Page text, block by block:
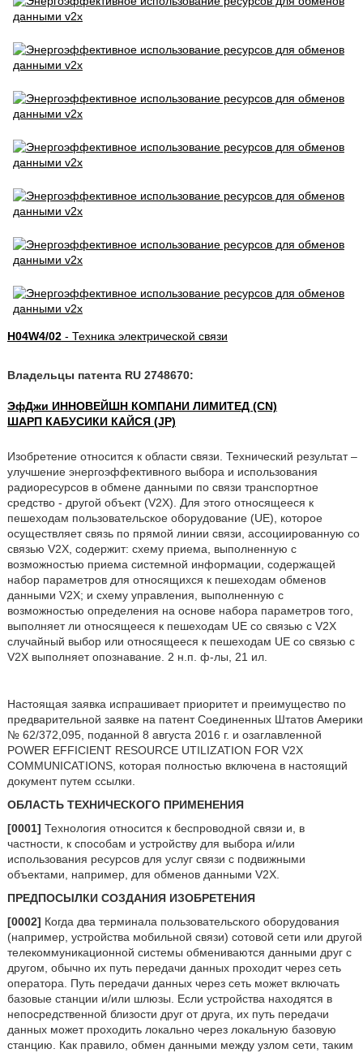
H04W4/02- Техника электрической связи
Владельцы патента RU 2748670:
ЭфДжи ИННОВЕЙШН КОМПАНИ ЛИМИТЕД (CN)
ШАРП КАБУСИКИ КАЙСЯ (JP)
Изобретение относится к области связи. Технический результат –
улучшение энергоэффективного выбора и использования
радиоресурсов в обмене данными по связи транспортное
средство - другой объект (V2X). Для этого относящееся к
пешеходам пользовательское оборудование (UE), которое
осуществляет связь по прямой линии связи, ассоциированную со
связью V2X, содержит: схему приема, выполненную с
возможностью приема системной информации, содержащей
набор параметров для относящихся к пешеходам обменов
данными V2X; и схему управления, выполненную с
возможностью определения на основе набора параметров того,
выполняет ли относящееся к пешеходам UE со связью с V2X
случайный выбор или относящееся к пешеходам UE со связью с
V2X выполняет опознавание. 2 н.п. ф-лы, 21 ил.
Настоящая заявка испрашивает приоритет и преимущество по
предварительной заявке на патент Соединенных Штатов Америки
№ 62/372,095, поданной 8 августа 2016 г. и озаглавленной
POWER EFFICIENT RESOURCE UTILIZATION FOR V2X
COMMUNICATIONS, которая полностью включена в настоящий
документ путем ссылки.
ОБЛАСТЬ ТЕХНИЧЕСКОГО ПРИМЕНЕНИЯ
[0001] Технология относится к беспроводной связи и, в
частности, к способам и устройству для выбора и/или
использования ресурсов для услуг связи с подвижными
объектами, например, для обменов данными V2X.
ПРЕДПОСЫЛКИ СОЗДАНИЯ ИЗОБРЕТЕНИЯ
[0002] Когда два терминала пользовательского оборудования
(например, устройства мобильной связи) сотовой сети или другой
телекоммуникационной системы обмениваются данными друг с
другом, обычно их путь передачи данных проходит через сеть
оператора. Путь передачи данных через сеть может включать
базовые станции и/или шлюзы. Если устройства находятся в
непосредственной близости друг от друга, их путь передачи
данных может проходить локально через локальную базовую
станцию. Как правило, обмен данными между узлом сети, таким